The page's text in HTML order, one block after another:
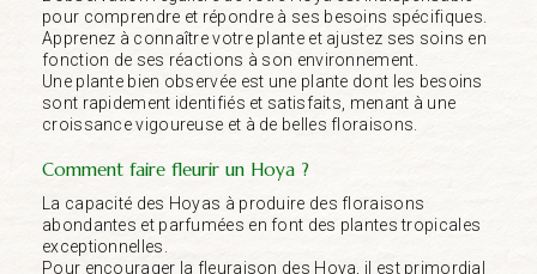
pour comprendre et répondre à ses besoins spécifiques.
Apprenez à connaître votre plante et ajustez ses soins en
fonction de ses réactions à son environnement.
Une plante bien observée est une plante dont les besoins
sont rapidement identifiés et satisfaits, menant à une
croissance vigoureuse et à de belles floraisons.
Comment faire fleurir un Hoya ?
La capacité des Hoyas à produire des floraisons
abondantes et parfumées en font des plantes tropicales
exceptionnelles.
Pour encourager la fleuraison des Hoya, il est primordial